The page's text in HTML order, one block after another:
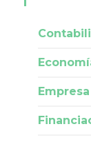
Empresa